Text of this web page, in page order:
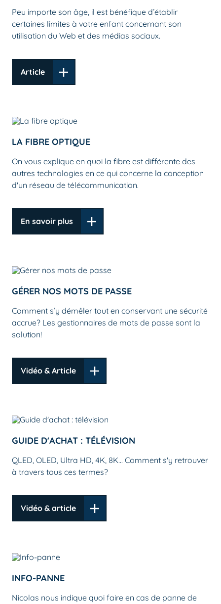
Peu importe son âge, il est bénéfique d’établir
certaines limites à votre enfant concernant son
utilisation du Web et des médias sociaux.
Article
LA FIBRE OPTIQUE
On vous explique en quoi la fibre est différente des
autres technologies en ce qui concerne la conception
d'un réseau de télécommunication.
En savoir plus
GÉRER NOS MOTS DE PASSE
Comment s’y démêler tout en conservant une sécurité
accrue? Les gestionnaires de mots de passe sont la
solution!
Vidéo & Article
GUIDE D'ACHAT : TÉLÉVISION
QLED, OLED, Ultra HD, 4K, 8K... Comment s'y retrouver
à travers tous ces termes?
Vidéo & article
INFO-PANNE
Nicolas nous indique quoi faire en cas de panne de